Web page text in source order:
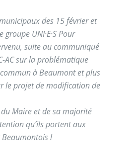
des 15 février et
UNI·E·S Pour
suite au communiqué
AC sur la problématique
à Beaumont et plus
le projet de modification de
Maire et de sa majorité
qu’ils portent aux
!